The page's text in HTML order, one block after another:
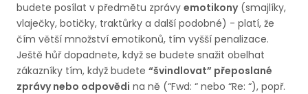
budete posílat v předmětu zprávy emotikony(smajlíky,
vlaječky, botičky, traktůrky a další podobné) - platí, že
čím větší množství emotikonů, tím vyšší penalizace.
Ještě hůř dopadnete, když se budete snažit obelhat
zákazníky tím, když budete “švindlovat” přeposlané
zprávy nebo odpovědi na ně (“Fwd: “ nebo “Re: “), popř.